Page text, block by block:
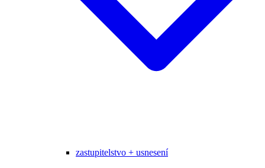
zastupitelstvo + usnesení